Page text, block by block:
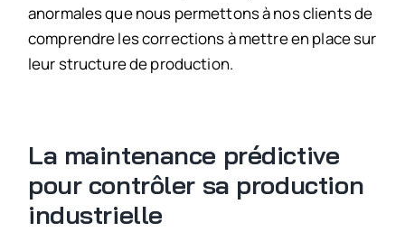
anormales que nous permettons à nos clients de
comprendre les corrections à mettre en place sur
leur structure de production.
La maintenance prédictive
pour contrôler sa production
industrielle